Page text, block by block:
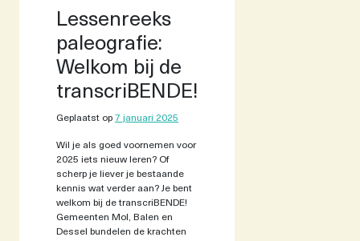
Lessenreeks
paleografie:
Welkom bij de
transcriBENDE!
Geplaatst op 7 januari 2025
Wil je als goed voornemen voor
2025 iets nieuw leren? Of
scherp je liever je bestaande
kennis wat verder aan? Je bent
welkom bij de transcriBENDE!
Gemeenten Mol, Balen en
Dessel bundelen de krachten